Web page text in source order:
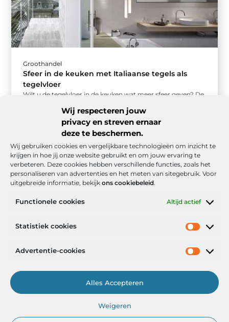
Wij respecteren jouw
privacy en streven ernaar
deze te beschermen.
Wij gebruiken cookies en vergelijkbare technologieën om inzicht te
krijgen in hoe jij onze website gebruikt en om jouw ervaring te
verbeteren. Deze cookies hebben verschillende functies, zoals het
personaliseren van advertenties en het meten van sitegebruik. Voor
uitgebreide informatie, bekijk ons cookiebeleid.
Functionele cookies Altijd actief
Statistiek cookies
Advertentie-cookies
Alles Accepteren
Weigeren
Groothandel
Sfeer in de keuken met Italiaanse tegels als
tegelvloer
Wilt u de tegelvloer in de keuken wat meer sfeer geven? De
Het Portaal voor Inzichten en Inspiratie
— AdviesPortal.nl verzamelt de beste blogs en artikelen om jou te
helpen groeien. Ontdek, leer en laat je inspireren!
Onze informatie